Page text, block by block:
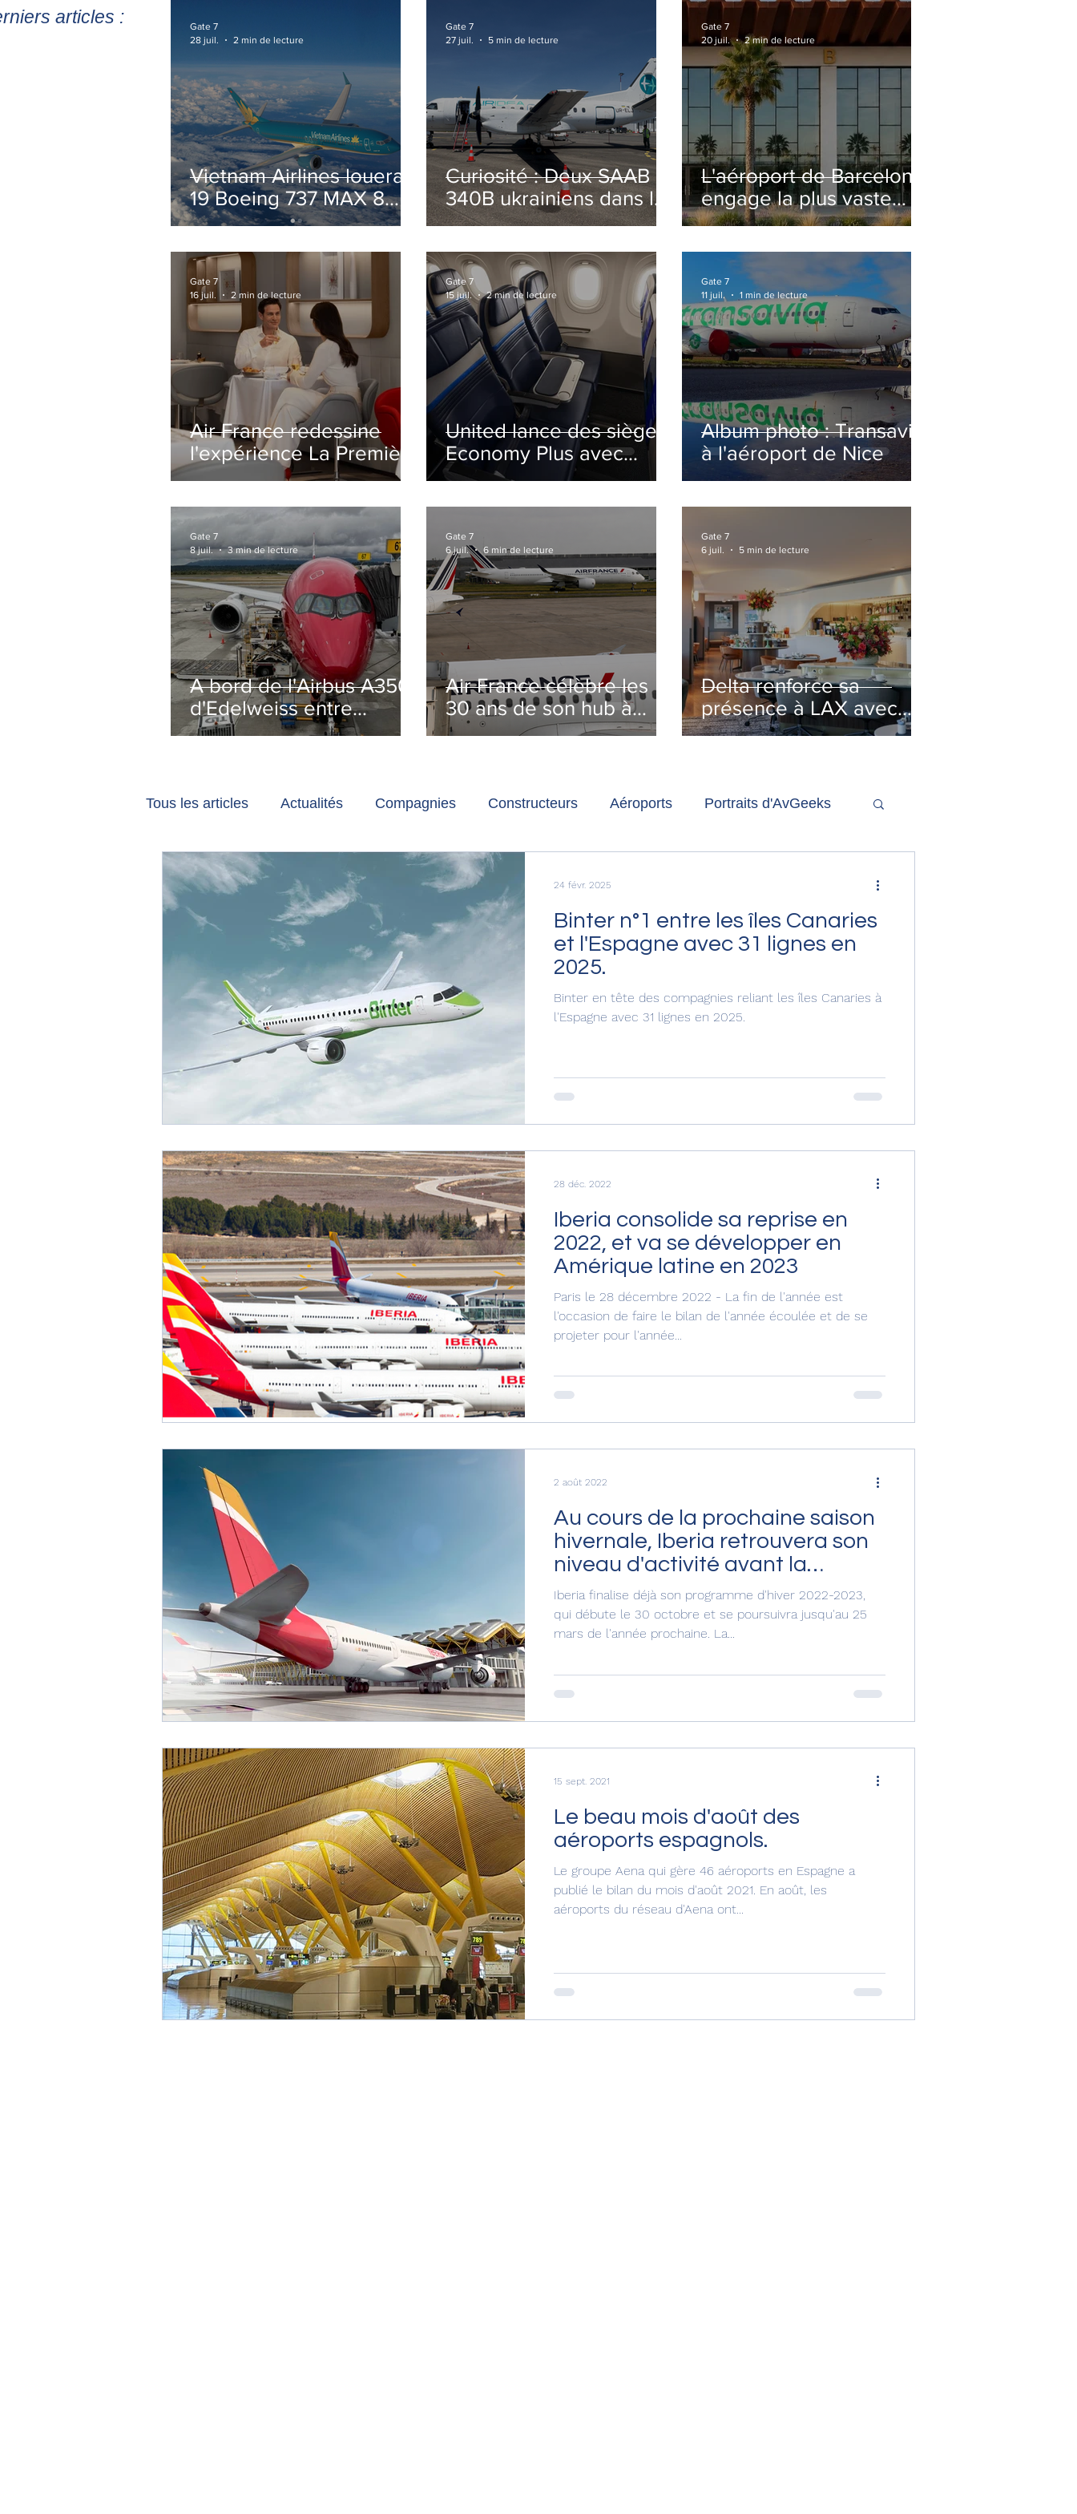
articles :
Vietnam Airlines louera
19 Boeing 737 MAX 8
pour accélérer la
flotte
Gate 7
28 juil.
2 min de lecture
Curiosité : Deux SAAB
340B ukrainiens dans le
ciel Italien cet été
Gate 7
27 juil.
5 min de lecture
L'aéroport de Barcelone
engage la plus vaste
rénovation de son
ouverture
Gate 7
20 juil.
2 min de lecture
Air France redessine
l'expérience La Première
avec un salon
Paris-CDG
Gate 7
16 juil.
2 min de lecture
United lance des sièges
Economy Plus avec
siège central neutralisé
Gate 7
15 juil.
2 min de lecture
Album photo : Transavia
à l'aéroport de Nice
Gate 7
11 juil.
1 min de lecture
A bord de l'Airbus A350
d'Edelweiss entre
Vancouver et Zurich
Gate 7
8 juil.
3 min de lecture
Air France célèbre les
30 ans de son hub à
Paris-Charles de Gaulle
Gate 7
6 juil.
6 min de lecture
Delta renforce sa
présence à LAX avec
l'ouverture de la
Gate 7
6 juil.
5 min de lecture
Tous les articles Actualités Compagnies Constructeurs Aéroports Portraits d'AvGeeks
Les tribunes de Gate7 album photo Développement durable
Voyages Reportages
Binter n°1 entre les îles Canaries
et l'Espagne avec 31 lignes en
2025.
Binter en tête des compagnies reliant les îles Canaries à
l'Espagne avec 31 lignes en 2025.
24 févr. 2025
Iberia consolide sa reprise en
2022, et va se développer en
Amérique latine en 2023
Paris le 28 décembre 2022 - La fin de l'année est
l'occasion de faire le bilan de l'année écoulée et de se
projeter pour l'année...
28 déc. 2022
Au cours de la prochaine saison
hivernale, Iberia retrouvera son
niveau d'activité avant la
pandémie
Iberia finalise déjà son programme d'hiver 2022-2023,
qui débute le 30 octobre et se poursuivra jusqu'au 25
mars de l'année prochaine. La...
2 août 2022
Le beau mois d'août des
aéroports espagnols.
Le groupe Aena qui gère 46 aéroports en Espagne a
publié le bilan du mois d'août 2021. En août, les
aéroports du réseau d'Aena ont...
15 sept. 2021